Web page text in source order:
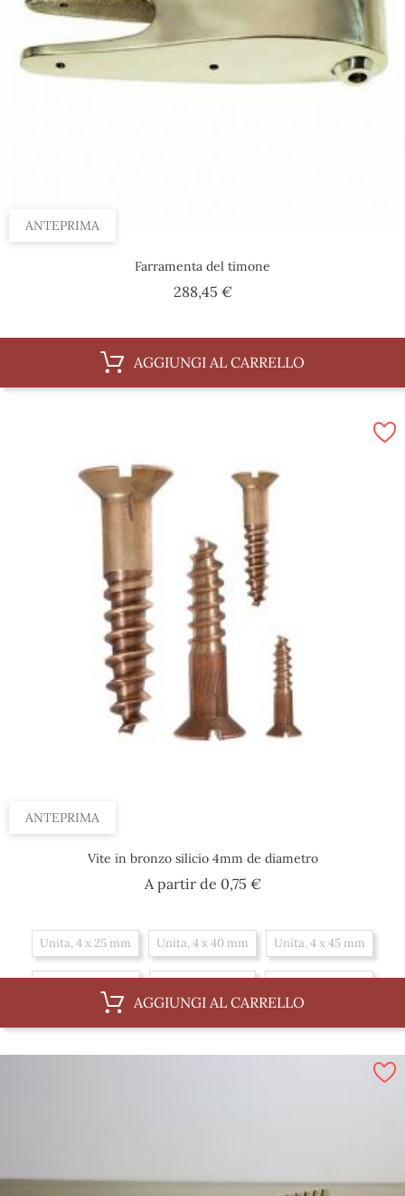
ANTEPRIMA
Farramenta del timone
288,45 €Prezzo
AGGIUNGI AL CARRELLO
ANTEPRIMA
Vite in bronzo silicio 4mm de diametro
A partir de 0,75 €Prezzo
Unita, 4 x 25 mm Unita, 4 x 40 mm Unita, 4 x 45 mm
Unita, 4 x 35 mm Scatola, 4 x 30 mm Scatola, 4 x 16 mm
Scatola, 4 x 25 mm
AGGIUNGI AL CARRELLO